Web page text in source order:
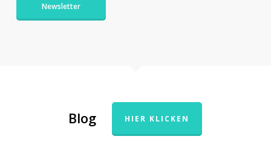
Newsletter
Blog HIER KLICKEN